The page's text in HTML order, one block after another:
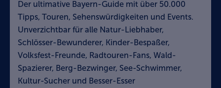
Der ultimative Bayern-Guide mit über 50.000
Tipps, Touren, Sehenswürdigkeiten und Events.
Unverzichtbar für alle Natur-Liebhaber,
Schlösser-Bewunderer, Kinder-Bespaßer,
Volksfest-Freunde, Radtouren-Fans, Wald-
Spazierer, Berg-Bezwinger, See-Schwimmer,
Kultur-Sucher und Besser-Esser